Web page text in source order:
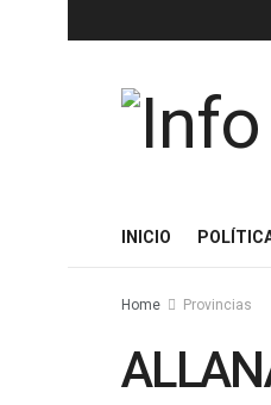
INICIO
Home Provincias